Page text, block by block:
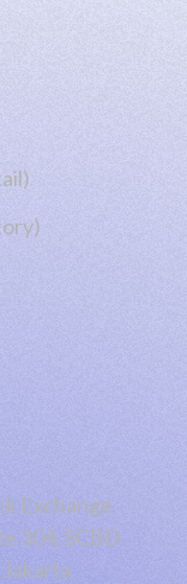
Exchange
304, SCBD
Jakarta